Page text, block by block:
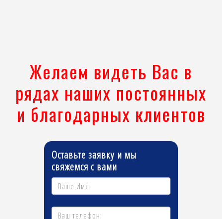
Желаем видеть Вас в
рядах наших постоянных
и благодарных клиентов
Оставьте заявку и мы
свяжемся с вами